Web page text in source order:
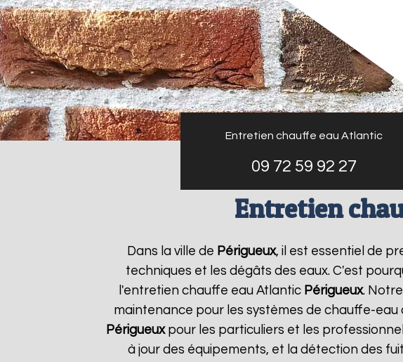
Entretien chauffe eau Atlantic
09 72 59 92 27
Entretien
Dans la ville de Périgueux, il est essentiel de
techniques et les dégâts des eaux. C'est
l'entretien chauffe eau Atlantic Périgueux.
maintenance pour les systèmes de chauffe-
Périgueuxpour les particuliers et les
à jour des équipements, et la détection des